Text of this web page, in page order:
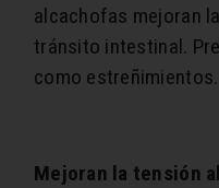
alcachofas mejoran
tránsito intestinal.
como estreñimientos.
Mejoran la tensión